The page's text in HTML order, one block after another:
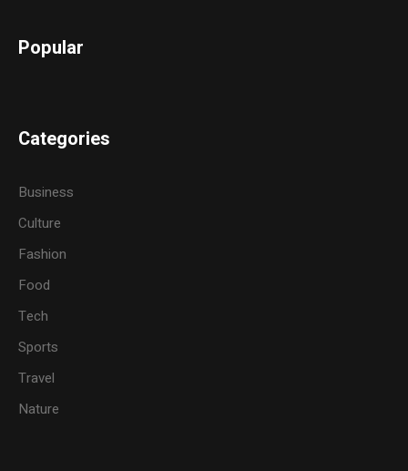
Popular
Categories
Business
Culture
Fashion
Food
Tech
Sports
Travel
Nature